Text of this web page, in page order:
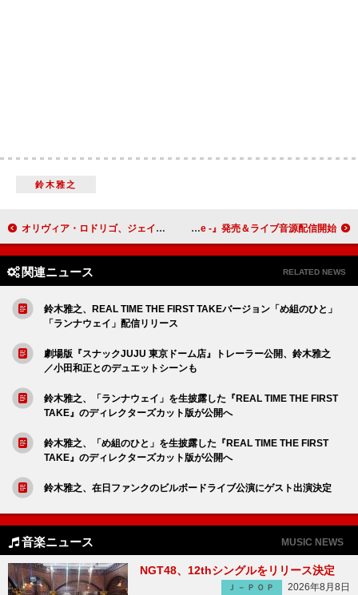
鈴木雅之
オリヴィア・ロドリゴ、ジェイコブ・コリアーとの名ホリデー曲カバーに敬愛するシェリル・クロウが反応 Official髭男dism、ライブ映像作品『Official髭男dism Arena Tour 2024 – Rejoice -』発売＆ライブ音源配信開始
関連ニュース RELATED NEWS
鈴木雅之、REAL TIME THE FIRST TAKEバージョン「め組のひと」
「ランナウェイ」配信リリース
劇場版『スナックJUJU 東京ドーム店』トレーラー公開、鈴木雅之
／小田和正とのデュエットシーンも
鈴木雅之、「ランナウェイ」を生披露した『REAL TIME THE FIRST
TAKE』のディレクターズカット版が公開へ
鈴木雅之、「め組のひと」を生披露した『REAL TIME THE FIRST
TAKE』のディレクターズカット版が公開へ
鈴木雅之、在日ファンクのビルボードライブ公演にゲスト出演決定
音楽ニュース MUSIC NEWS
NGT48、12thシングルをリリース決定
Ｊ－ＰＯＰ 2026年8月8日